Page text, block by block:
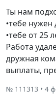
Ты нам
•тебе
•тебе от 25
Работа
дружная
выплаты,
№ 111313 • 4